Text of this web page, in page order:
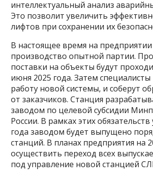
интеллектуальный анализ
Это позволит увеличить
лифтов при сохранении их
В настоящее время на предприятии
производство опытной партии.
поставки на объекты будут
июня 2025 года. Затем
работу новой системы, и соберут
от заказчиков. Станция
заводом по целевой субсидии
России. В рамках этих
года заводом будет выпущено
станций. В планах предприятия на
осуществить переход всех
под управление новой станцией